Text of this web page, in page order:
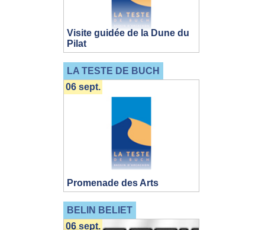
Visite guidée de la Dune du
Pilat
LA TESTE DE BUCH
Promenade des Arts
06 sept.
BELIN BELIET
06 sept.